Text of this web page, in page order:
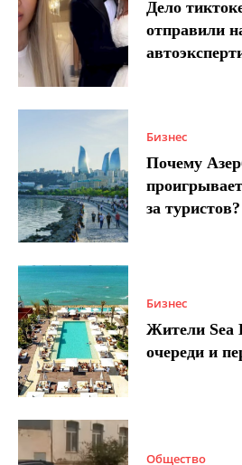
Дело
отправили
Бизнес
Почему
за туристов?
Бизнес
Жители Sea
очереди и
Общество